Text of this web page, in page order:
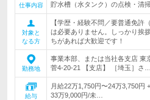
仕事内容
貯水槽（水タンク）の点検・清
対象と
なる方
【学歴・経験不問／要普通免許
は必要ありません。しっかり挨
ちがあれば大歓迎です！
勤務地
事業本部、または当社各支店 東
菅4-20-21 【支店】 ［埼玉］さ…
給与
月給22万1,750円〜24万3,750円
33万9,000円/未…